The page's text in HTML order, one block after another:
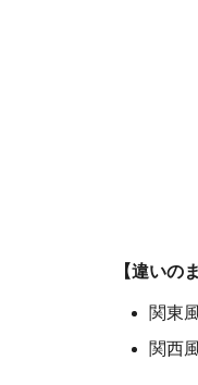
【違いの
関東
関西